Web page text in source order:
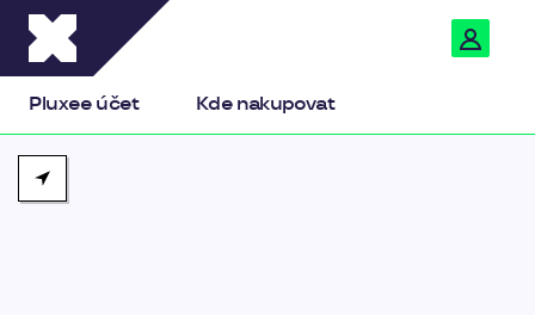
Pluxee účet Kde nakupovat